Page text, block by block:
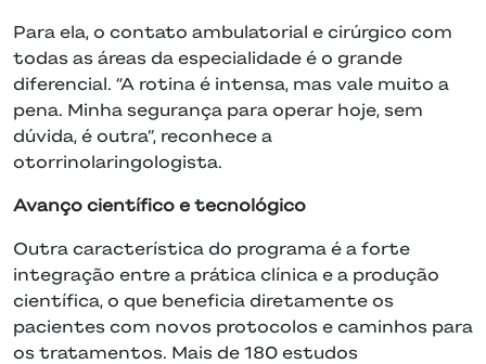
Para ela, o contato ambulatorial e cirúrgico com
todas as áreas da especialidade é o grande
diferencial. “A rotina é intensa, mas vale muito a
pena. Minha segurança para operar hoje, sem
dúvida, é outra”, reconhece a
otorrinolaringologista.
Avanço científico e tecnológico
Outra característica do programa é a forte
integração entre a prática clínica e a produção
científica, o que beneficia diretamente os
pacientes com novos protocolos e caminhos para
os tratamentos. Mais de 180 estudos